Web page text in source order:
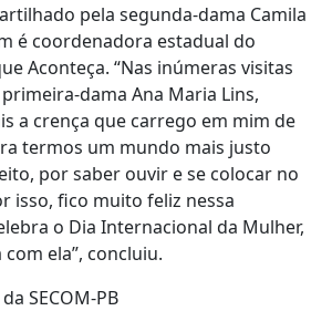
pela segunda-dama Camila
é coordenadora estadual do
Aconteça. “Nas inúmeras visitas
dama Ana Maria Lins,
a crença que carrego em mim de
termos um mundo mais justo
por saber ouvir e se colocar no
isso, fico muito feliz nessa
o Dia Internacional da Mulher,
ela”, concluiu.
SECOM-PB